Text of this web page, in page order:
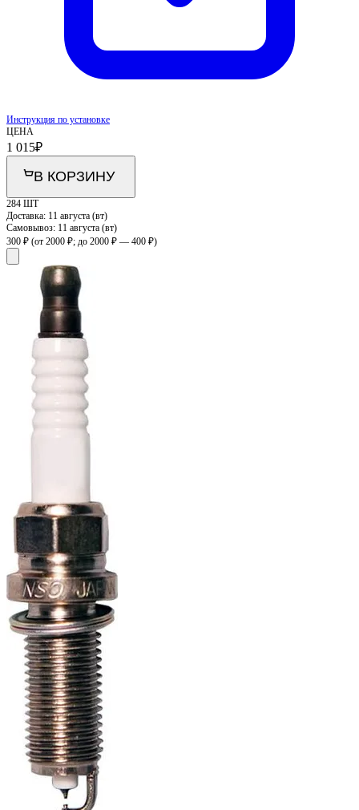
Инструкция по установке
ЦЕНА
1 015₽
В КОРЗИНУ
284 ШТ
Доставка: 11 августа (вт)
Самовывоз: 11 августа (вт)
300 ₽ (от 2000 ₽; до 2000 ₽ — 400 ₽)